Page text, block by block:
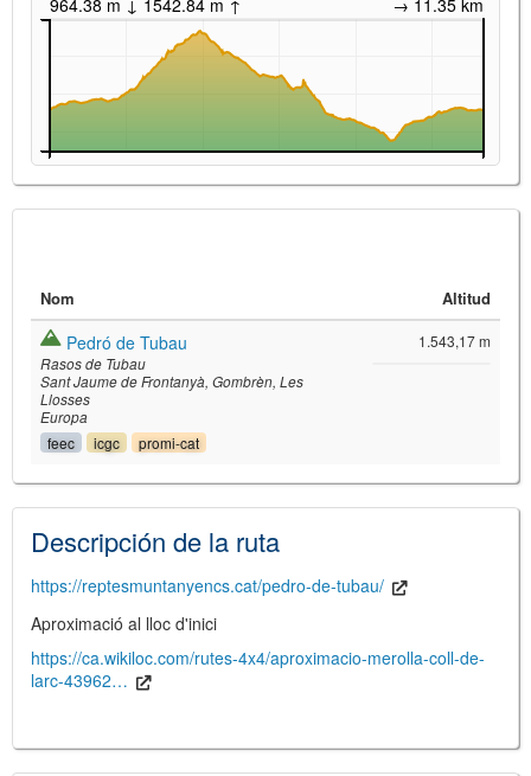
JS library for interactive maps
©Institut Cartogràfic i Geològic de
Catalunya (CC BY-SH 4.0
964.38 m ↓ 1542.84 m ↑ → 11.35 km
Nom Altitud
Pedró de Tubau
Rasos de Tubau
Sant Jaume de Frontanyà Gombrèn Les
Llosses
Europa
feec icgc promi-cat
1.543,17 m
Descripción de la ruta
https://reptesmuntanyencs.cat/pedro-de-tubau/
Aproximació al lloc d'inici
https://ca.wikiloc.com/rutes-4x4/aproximacio-merolla-coll-de-
larc-43962…